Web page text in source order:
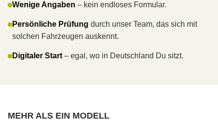
Wenige Angaben – kein endloses Formular.
Persönliche Prüfung durch unser Team, das sich mit
solchen Fahrzeugen auskennt.
Digitaler Start – egal, wo in Deutschland Du sitzt.
MEHR ALS EIN MODELL